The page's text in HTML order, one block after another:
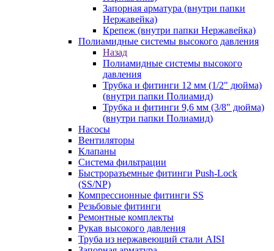
Запорная арматура (внутри папки
Нержавейка)
Крепеж (внутри папки Нержавейка)
Полиамидные системы высокого давления
Назад
Полиамидные системы высокого
давления
Трубка и фитинги 12 мм (1/2" дюйма)
(внутри папки Полиамид)
Трубка и фитинги 9,6 мм (3/8" дюйма)
(внутри папки Полиамид)
Насосы
Вентиляторы
Клапаны
Система фильтрации
Быстроразъемные фитинги Push-Lock
(SS/NP)
Компрессионные фитинги SS
Резьбовые фитинги
Ремонтные комплекты
Рукав высокого давления
Труба из нержавеющий стали AISI